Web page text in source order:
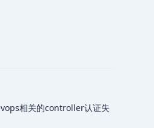
相关的controller认证失